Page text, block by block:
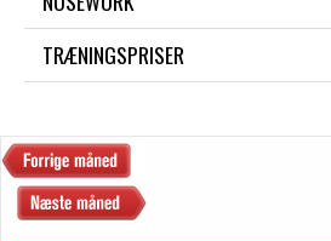
TRÆNINGSPRISER